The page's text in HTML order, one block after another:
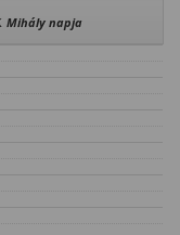
Mihály napja